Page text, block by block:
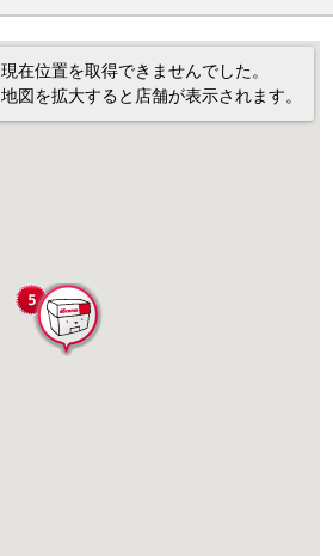
現在位置を取得できませんでした。
地図を拡大すると店舗が表示されます。